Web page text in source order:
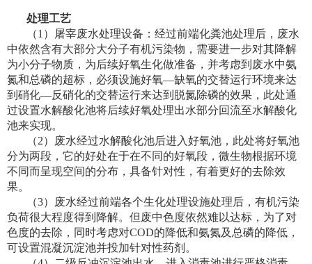
处理工艺
（1 ）屠宰废水处理设备：经过前端化粪池处理后，废水
中依然含有大部分大分子有机污染物，需要进一步对其降解
为小分子物质，为后续好氧生化做准备，并考虑到废水中氨
氮和总磷的超标，必须设施好氧—缺氧的交替运行环境来达
到硝化—反硝化的交替运行来达到脱氮除磷的效果，此处通
过设置水解酸化池将后续好氧处理出水部分回流至水解酸化
池来实现。
（2）废水经过水解酸化池后进入好氧池，此处将好氧池
分为两段，它的好处在于在不同的好氧段，微生物根据环境
不同而呈现空间的分布，具备针对性，有着更好的去除效
果。
（3）废水经过前端各个生化处理设施处理后，有机污染
负荷很大程度得到降解。但废中色度依然难以达标，为了对
色度的去除，同时考虑对COD的降低和氨氮及总磷的降低，
可设置混凝沉淀池并投加针对性药剂。